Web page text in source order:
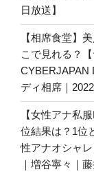
日放送】
【相席食堂】
こで見れる？
CYBERJAPAN
ディ相席｜
【女性アナ私
位結果は？1位
性アナオシャ
｜増谷寧々｜